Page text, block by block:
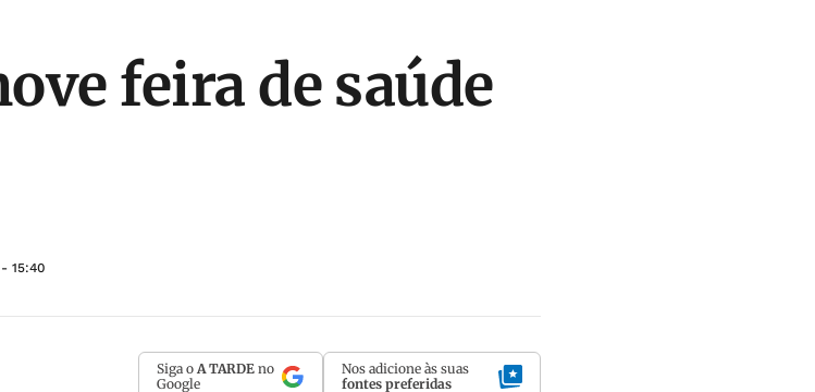
feira de saúde
15:40
Siga o A TARDE no
Google
Nos adicione às suas
fontes preferidas